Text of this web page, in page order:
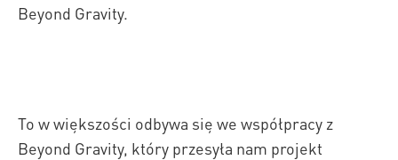
Beyond Gravity.
To w większości odbywa się we współpracy z
Beyond Gravity, który przesyła nam projekt